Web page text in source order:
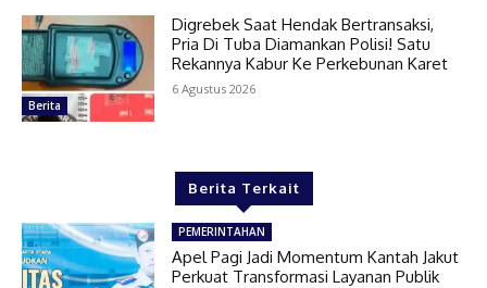
Berita
Digrebek Saat Hendak Bertransaksi,
Pria Di Tuba Diamankan Polisi! Satu
Rekannya Kabur Ke Perkebunan Karet
6 Agustus 2026
Berita Terkait
PEMERINTAHAN
Apel Pagi Jadi Momentum Kantah Jakut
Perkuat Transformasi Layanan Publik